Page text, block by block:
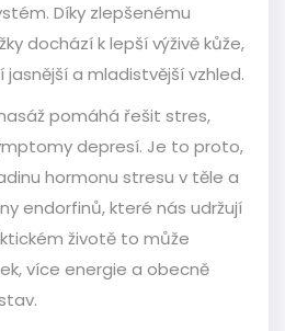
Díky zlepšenému
dochází k lepší výživě kůže,
a mladistvější vzhled.
pomáhá řešit stres,
depresí. Je to proto,
hormonu stresu v těle a
endorfinů, které nás udržují
životě to může
více energie a obecně